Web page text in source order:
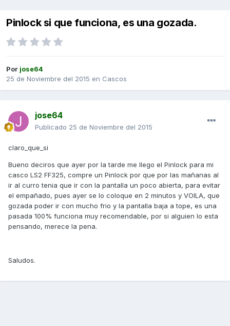
Pinlock si que funciona, es una gozada.
Por jose64
25 de Noviembre del 2015 en Cascos
jose64
Publicado 25 de Noviembre del 2015
claro_que_si
Bueno deciros que ayer por la tarde me llego el Pinlock para mi
casco LS2 FF325, compre un Pinlock por que por las mañanas al
ir al curro tenia que ir con la pantalla un poco abierta, para evitar
el empañado, pues ayer se lo coloque en 2 minutos y VOILA, que
gozada poder ir con mucho frio y la pantalla baja a tope, es una
pasada 100% funciona muy recomendable, por si alguien lo esta
pensando, merece la pena.
Saludos.